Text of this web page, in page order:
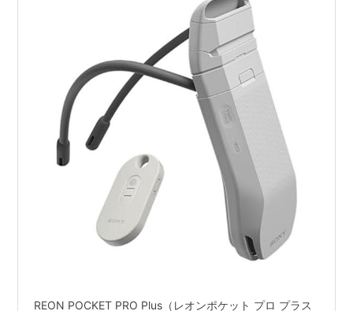
REON POCKET PRO Plus（レオンポケット プロ プラス